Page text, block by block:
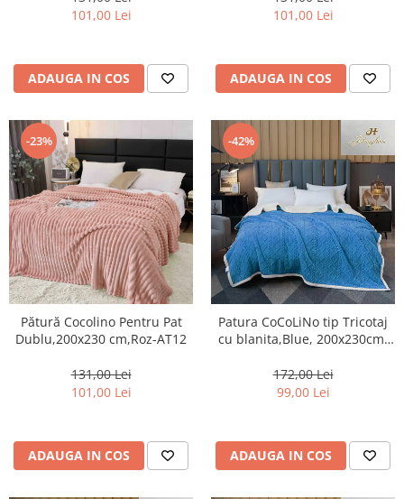
101,00 Lei
ADAUGA IN COS
101,00 Lei
ADAUGA IN COS
-23%
Pătură Cocolino Pentru Pat
Dublu,200x230 cm,Roz-AT12
131,00 Lei
101,00 Lei
ADAUGA IN COS
-42%
Patura CoCoLiNo tip Tricotaj
cu blanita,Blue, 200x230cm-
172,00 Lei
99,00 Lei
ADAUGA IN COS